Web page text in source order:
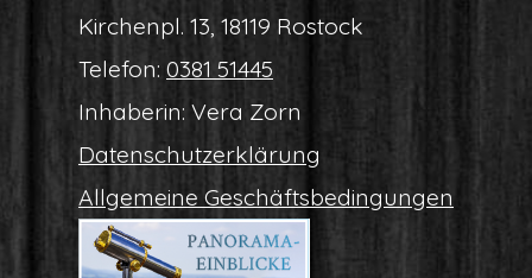
Kir­chen­pl. 13, 18119 Rostock
Tele­fon: 0381 51445
Inha­be­rin: Vera Zorn
Daten­schutz­er­klä­rung
All­ge­mei­ne Geschäftsbedingungen